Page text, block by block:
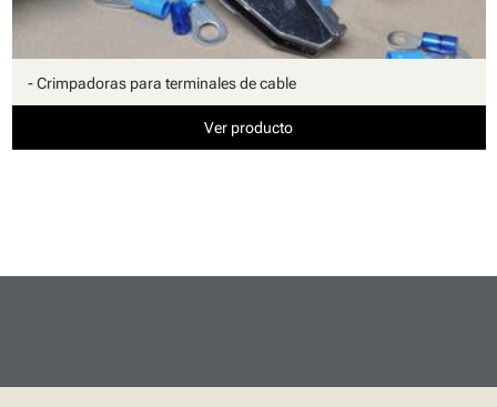
- Crimpadoras para terminales de cable
Ver producto